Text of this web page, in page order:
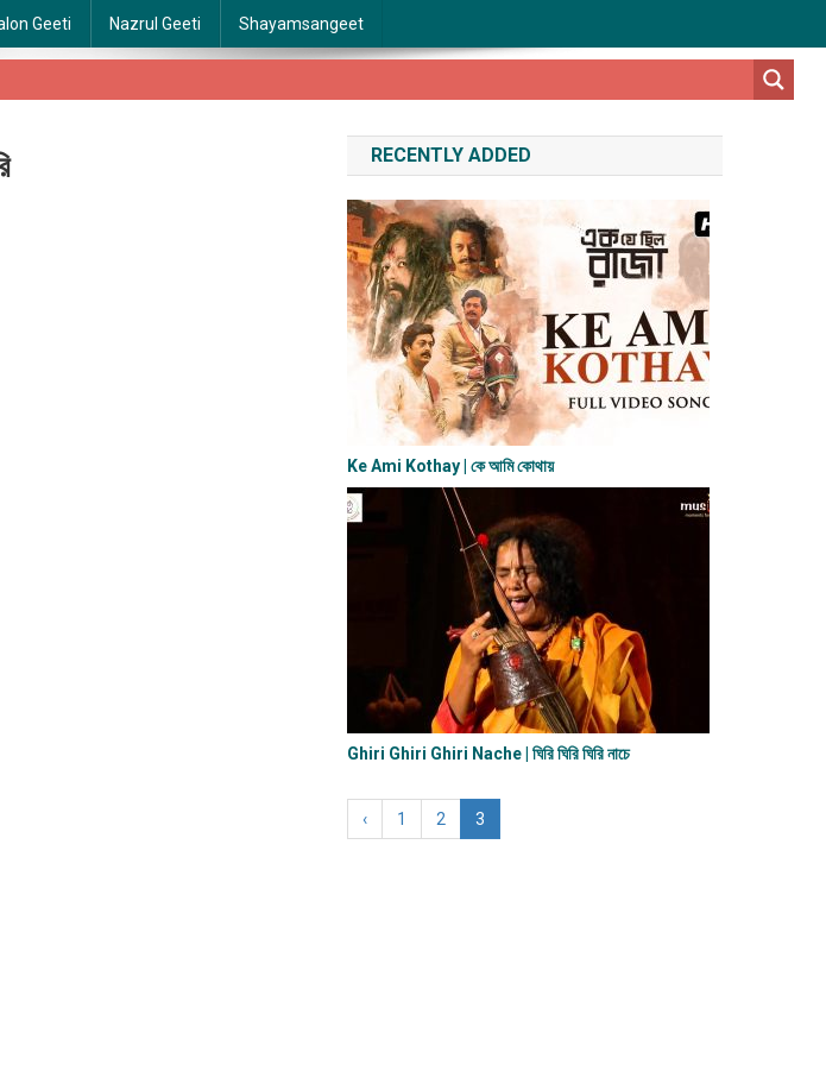
Geeti Nazrul Geeti Shayamsangeet
RECENTLY ADDED
Ke Ami Kothay | কে আমি কোথায়
Ghiri Ghiri Ghiri Nache | ঘিরি ঘিরি ঘিরি নাচে
‹ 1 2 3